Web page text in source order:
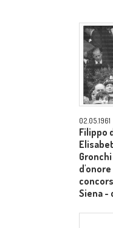
02.05.1961
Filippo
Siena -